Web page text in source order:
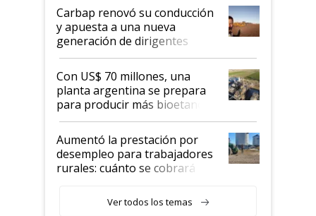
Carbap renovó su conducción
y apuesta a una nueva
generación de dirigentes
rurales
Con US$ 70 millones, una
planta argentina se prepara
para producir más bioetanol
que nunca
Aumentó la prestación por
desempleo para trabajadores
rurales: cuánto se cobrará
Ver todos los temas